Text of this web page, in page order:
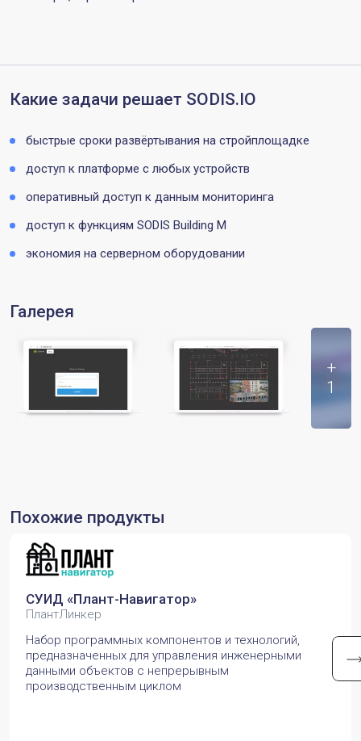
Какие задачи решает SODIS.IO
быстрые сроки развёртывания на стройплощадке
доступ к платформе с любых устройств
оперативный доступ к данным мониторинга
доступ к функциям SODIS Building M
экономия на серверном оборудовании
Галерея
+
1
Похожие продукты
СУИД «Плант-Навигатор»
ПлантЛинкер
Набор программных компонентов и технологий,
предназначенных для управления инженерными
данными объектов с непрерывным
производственным циклом